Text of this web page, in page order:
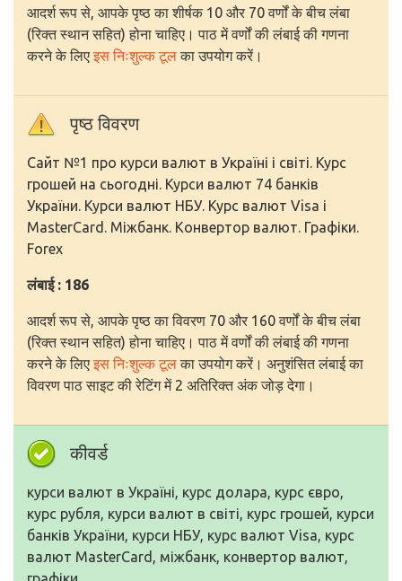
आदर्श रूप से, आपके पृष्ठ का शीर्षक 10 और 70 वर्णों के बीच लंबा
(रिक्त स्थान सहित) होना चाहिए। पाठ में वर्णों की लंबाई की गणना
करने के लिए इस निःशुल्क टूलका उपयोग करें।
पृष्ठ विवरण
Сайт №1 про курси валют в Україні і світі. Курс
грошей на сьогодні. Курси валют 74 банків
України. Курси валют НБУ. Курс валют Visa і
MasterCard. Міжбанк. Конвертор валют. Графіки.
Forex
लंबाई : 186
आदर्श रूप से, आपके पृष्ठ का विवरण 70 और 160 वर्णों के बीच लंबा
(रिक्त स्थान सहित) होना चाहिए। पाठ में वर्णों की लंबाई की गणना
करने के लिए इस निःशुल्क टूलका उपयोग करें। अनुशंसित लंबाई का
विवरण पाठ साइट की रेटिंग में 2 अतिरिक्त अंक जोड़ देगा।
कीवर्ड
курси валют в Україні, курс долара, курс євро,
курс рубля, курси валют в світі, курс грошей, курси
банків України, курси НБУ, курс валют Visa, курс
валют MasterCard, міжбанк, конвертор валют,